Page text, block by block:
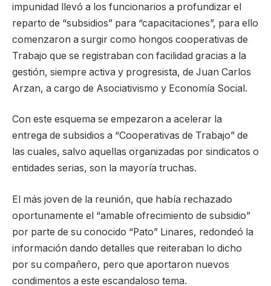
impunidad llevó a los funcionarios a profundizar el
reparto de “subsidios” para “capacitaciones”, para ello
comenzaron a surgir como hongos cooperativas de
Trabajo que se registraban con facilidad gracias a la
gestión, siempre activa y progresista, de Juan Carlos
Arzan, a cargo de Asociativismo y Economía Social.
Con este esquema se empezaron a acelerar la
entrega de subsidios a “Cooperativas de Trabajo” de
las cuales, salvo aquellas organizadas por sindicatos o
entidades serias, son la mayoría truchas.
El más joven de la reunión, que había rechazado
oportunamente el “amable ofrecimiento de subsidio”
por parte de su conocido “Pato” Linares, redondeó la
información dando detalles que reiteraban lo dicho
por su compañero, pero que aportaron nuevos
condimentos a este escandaloso tema.